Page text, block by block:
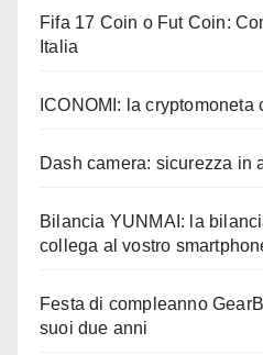
Fifa 17 Coin o Fut Coin:
Italia
ICONOMI: la cryptomoneta
Dash camera: sicurezza in
Bilancia YUNMAI: la
collega al vostro
Festa di compleanno
suoi due anni